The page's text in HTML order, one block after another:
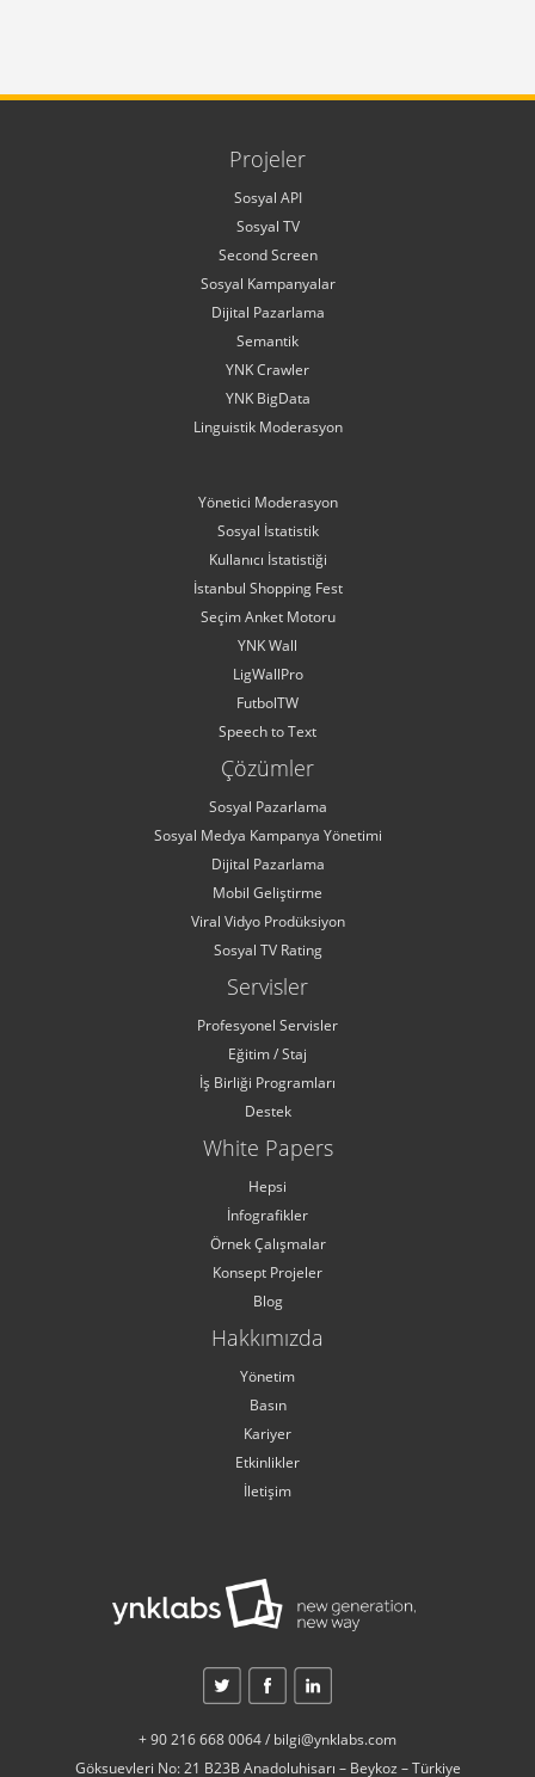
Projeler
Sosyal API
Sosyal TV
Second Screen
Sosyal Kampanyalar
Dijital Pazarlama
Semantik
YNK Crawler
YNK BigData
Linguistik Moderasyon
Yönetici Moderasyon
Sosyal İstatistik
Kullanıcı İstatistiği
İstanbul Shopping Fest
Seçim Anket Motoru
YNK Wall
LigWallPro
FutbolTW
Speech to Text
Çözümler
Sosyal Pazarlama
Sosyal Medya Kampanya Yönetimi
Dijital Pazarlama
Mobil Geliştirme
Viral Vidyo Prodüksiyon
Sosyal TV Rating
Servisler
Profesyonel Servisler
Eğitim / Staj
İş Birliği Programları
Destek
White Papers
Hepsi
İnfografikler
Örnek Çalışmalar
Konsept Projeler
Blog
Hakkımızda
Yönetim
Basın
Kariyer
Etkinlikler
İletişim
+ 90 216 668 0064 / bilgi@ynklabs.com
Göksuevleri No: 21 B23B Anadoluhisarı – Beykoz – Türkiye